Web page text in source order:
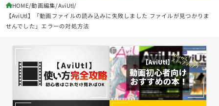
HOME 動画編集 AviUtl
【AviUtl】「動画ファイルの読み込みに失敗しました ファイルが見つかりま
せんでした」エラーの対処方法